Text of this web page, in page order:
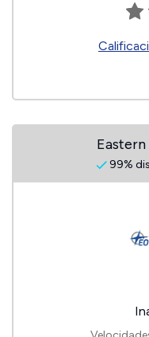
99%